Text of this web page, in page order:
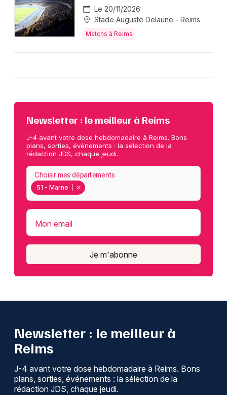
Le 20/11/2026
Stade Auguste Delaune - Reims
Matchs à Reims
Newsletter : le meilleur à Reims
J-4 avant votre dose hebdomadaire à Reims. Bons
plans, sorties, événements : la sélection de la
rédaction JDS, chaque jeudi.
51 - Marne
Choisir mes départements
Mon email
Je m'abonne
Newsletter : le meilleur à
Reims
J-4 avant votre dose hebdomadaire à Reims. Bons
plans, sorties, événements : la sélection de la
rédaction JDS, chaque jeudi.